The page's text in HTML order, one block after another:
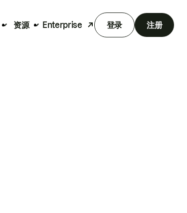
资源 Enterprise 登录 注册